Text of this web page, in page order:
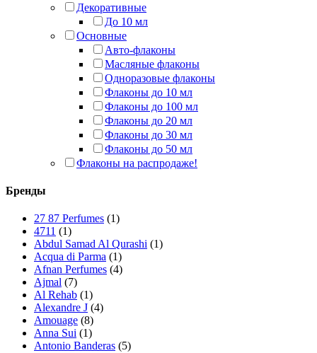
Декоративные
До 10 мл
Основные
Авто-флаконы
Масляные флаконы
Одноразовые флаконы
Флаконы до 10 мл
Флаконы до 100 мл
Флаконы до 20 мл
Флаконы до 30 мл
Флаконы до 50 мл
Флаконы на распродаже!
Бренды
27 87 Perfumes (1)
4711 (1)
Abdul Samad Al Qurashi (1)
Acqua di Parma (1)
Afnan Perfumes (4)
Ajmal (7)
Al Rehab (1)
Alexandre J (4)
Amouage (8)
Anna Sui (1)
Antonio Banderas (5)